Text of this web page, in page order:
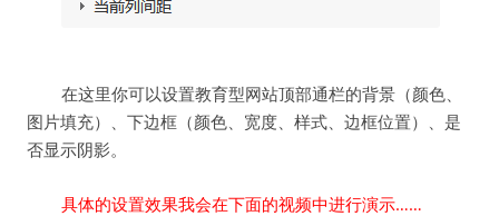
在这里你可以设置教育型网站顶部通栏的背景（颜色、
图片填充）、下边框（颜色、宽度、样式、边框位置）、是
否显示阴影。
具体的设置效果我会在下面的视频中进行演示……